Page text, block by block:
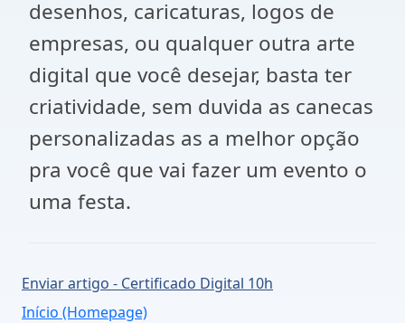
desenhos, caricaturas, logos de
empresas, ou qualquer outra arte
digital que você desejar, basta ter
criatividade, sem duvida as canecas
personalizadas as a melhor opção
pra você que vai fazer um evento o
uma festa.
Enviar artigo - Certificado Digital 10h
Início (Homepage)